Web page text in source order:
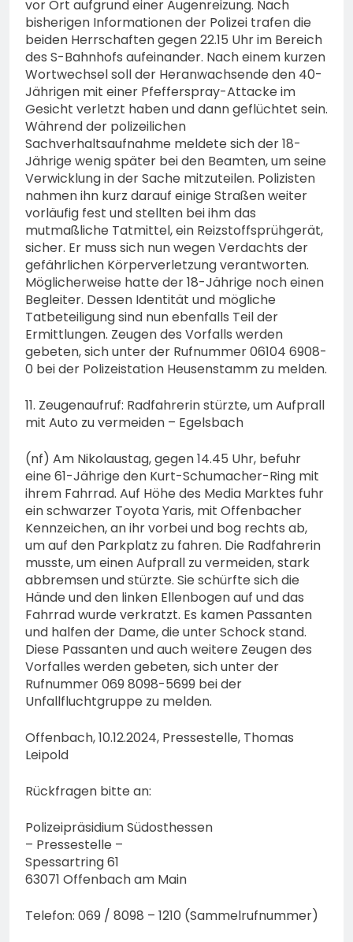
vor Ort aufgrund einer Augenreizung. Nach
bisherigen Informationen der Polizei trafen die
beiden Herrschaften gegen 22.15 Uhr im Bereich
des S-Bahnhofs aufeinander. Nach einem kurzen
Wortwechsel soll der Heranwachsende den 40-
Jährigen mit einer Pfefferspray-Attacke im
Gesicht verletzt haben und dann geflüchtet sein.
Während der polizeilichen
Sachverhaltsaufnahme meldete sich der 18-
Jährige wenig später bei den Beamten, um seine
Verwicklung in der Sache mitzuteilen. Polizisten
nahmen ihn kurz darauf einige Straßen weiter
vorläufig fest und stellten bei ihm das
mutmaßliche Tatmittel, ein Reizstoffsprühgerät,
sicher. Er muss sich nun wegen Verdachts der
gefährlichen Körperverletzung verantworten.
Möglicherweise hatte der 18-Jährige noch einen
Begleiter. Dessen Identität und mögliche
Tatbeteiligung sind nun ebenfalls Teil der
Ermittlungen. Zeugen des Vorfalls werden
gebeten, sich unter der Rufnummer 06104 6908-
0 bei der Polizeistation Heusenstamm zu melden.
11. Zeugenaufruf: Radfahrerin stürzte, um Aufprall
mit Auto zu vermeiden – Egelsbach
(nf) Am Nikolaustag, gegen 14.45 Uhr, befuhr
eine 61-Jährige den Kurt-Schumacher-Ring mit
ihrem Fahrrad. Auf Höhe des Media Marktes fuhr
ein schwarzer Toyota Yaris, mit Offenbacher
Kennzeichen, an ihr vorbei und bog rechts ab,
um auf den Parkplatz zu fahren. Die Radfahrerin
musste, um einen Aufprall zu vermeiden, stark
abbremsen und stürzte. Sie schürfte sich die
Hände und den linken Ellenbogen auf und das
Fahrrad wurde verkratzt. Es kamen Passanten
und halfen der Dame, die unter Schock stand.
Diese Passanten und auch weitere Zeugen des
Vorfalles werden gebeten, sich unter der
Rufnummer 069 8098-5699 bei der
Unfallfluchtgruppe zu melden.
Offenbach, 10.12.2024, Pressestelle, Thomas
Leipold
Rückfragen bitte an:
Polizeipräsidium Südosthessen
– Pressestelle –
Spessartring 61
63071 Offenbach am Main
Telefon: 069 / 8098 – 1210 (Sammelrufnummer)